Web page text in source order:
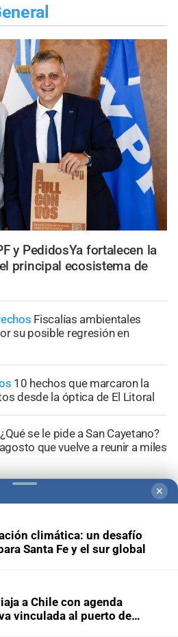
y PedidosYa fortalecen la
principal ecosistema de
Fiscalías ambientales
su posible regresión en
10 hechos que marcaron la
desde la óptica de El Litoral
¿Qué se le pide a San Cayetano?
que vuelve a reunir a miles
Horóscopo de hoy 7 de agosto de
✕
climática: un desafío
Santa Fe y el sur global
a Chile con agenda
vinculada al puerto de